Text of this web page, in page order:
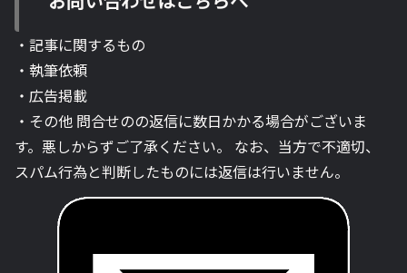
・記事に関するもの
・執筆依頼
・広告掲載
・その他 問合せのの返信に数日かかる場合がございま
す。悪しからずご了承ください。 なお、当方で不適切、
スパム行為と判断したものには返信は行いません。